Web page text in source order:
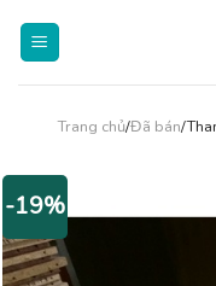
Trang chủ/Đã bán/
-19%